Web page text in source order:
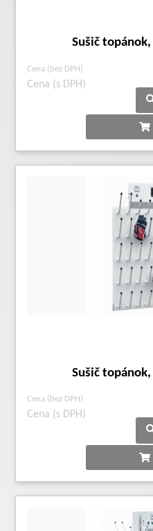
Sušič
Cena (bez DPH)
Cena (s DPH)
Sušič
Cena (bez DPH)
Cena (s DPH)